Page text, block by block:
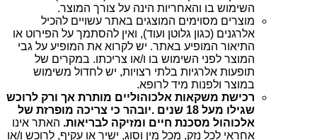
השימוש בו והאחריות הינה על צורך המוצר.
מוצרים מסוימים המוצגים באתר עשויים להכיל
אלרגנים (כגון גלוטן ועוד), ואין להסתמך על הפירוט או
התיאור המופיע באתר. יש לקרוא את המופיע על גבי
המוצר לפני השימוש בו ו/או צריכתו. במקרים של
תופעות אלרגיות בלתי רצויות, יש לחדול משימוש
במוצר ולפנות מיד לרופא.
רכישת משקאות אלכוהוליים מותרת אך ורק לרוכש
שגילו מעל 18 שנים
.יובהר כי צריכה מופרזת של
אלכוהול מסכנת חיים ומזיקה לבריאות. האתר אינו
אחראי לכל נזק, מכל מין וסוג, ישיר או עקיף, לרוכש ו/או